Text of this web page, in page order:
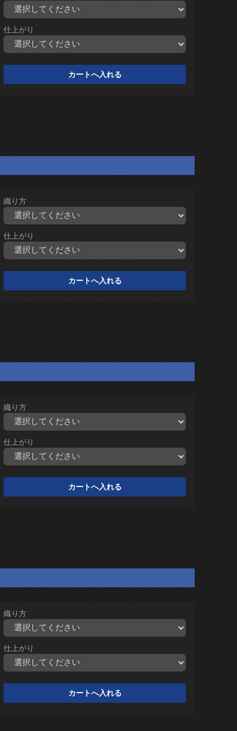
仕上がり
織り方
仕上がり
織り方
仕上がり
織り方
仕上がり